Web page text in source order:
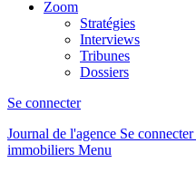
Zoom
Stratégies
Interviews
Tribunes
Dossiers
Se connecter
Journal de l'agence Se connecter
immobiliers Menu